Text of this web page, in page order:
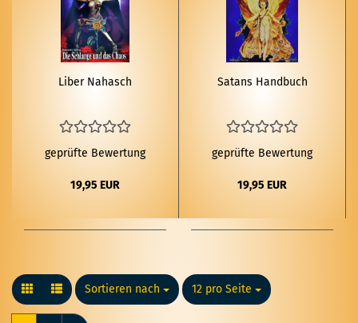
Liber Na­hasch
geprüfte Bewertung
19,95 EUR
Sa­tans Hand­buch
geprüfte Bewertung
19,95 EUR
Sortieren nach
Sortieren nach 12 pro Seite
pro Seite